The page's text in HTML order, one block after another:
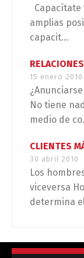
amplias
capacit...
15 enero 2010
No tiene
medio de
CLIENTES
30 abril 2010
Los
viceversa
determina